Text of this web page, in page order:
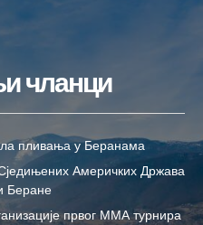
чланци
пливања у Беранама
Америчких Држава
Беране
првог ММА турнира